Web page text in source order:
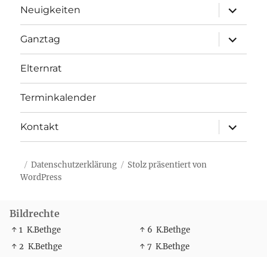
Neuigkeiten
öffnen
Ganztag
öffnen
Elternrat
Terminkalender
Kontakt
öffnen
Datenschutzerklärung
Stolz präsentiert von
WordPress
Bildrechte
↑ 1 K.Bethge
↑ 2 K.Bethge
↑ 6 K.Bethge
↑ 7 K.Bethge